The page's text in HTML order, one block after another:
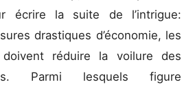
écrire la suite de l’intrigue:
drastiques d’économie, les
réduire la voilure des
Parmi lesquels figure